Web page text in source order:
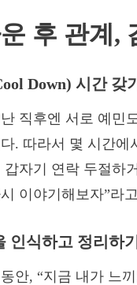
후 관계,
Down) 시간 갖기
직후엔 서로 예민
. 따라서 몇 시간에
갑자기 연락 두절하
이야기해보자”라
인식하고 정리하기
안, “지금 내가 느